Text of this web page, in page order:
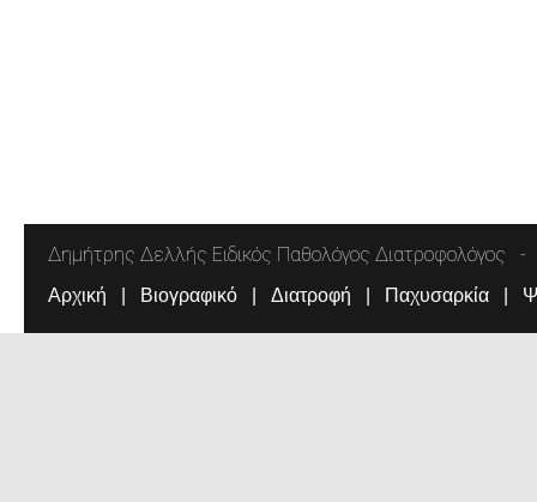
Δημήτρης Δελλής Ειδικός Παθολόγος Διατροφολόγος
Αρχική Βιογραφικό Διατροφή Παχυσαρκία